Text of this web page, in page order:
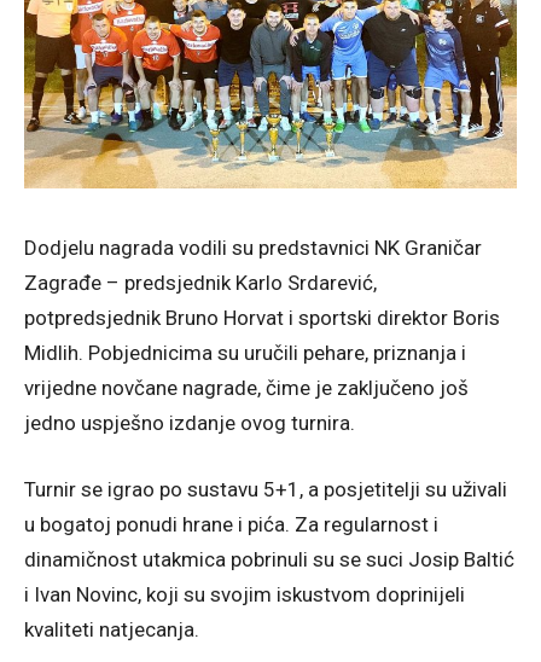
Dodjelu nagrada vodili su predstavnici NK Graničar
Zagrađe – predsjednik Karlo Srdarević,
potpredsjednik Bruno Horvat i sportski direktor Boris
Midlih. Pobjednicima su uručili pehare, priznanja i
vrijedne novčane nagrade, čime je zaključeno još
jedno uspješno izdanje ovog turnira.
Turnir se igrao po sustavu 5+1, a posjetitelji su uživali
u bogatoj ponudi hrane i pića. Za regularnost i
dinamičnost utakmica pobrinuli su se suci Josip Baltić
i Ivan Novinc, koji su svojim iskustvom doprinijeli
kvaliteti natjecanja.